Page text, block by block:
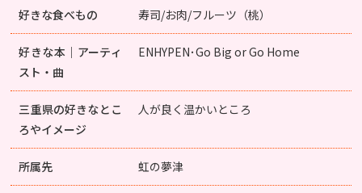
好きな食べもの 寿司/お肉/フルーツ（桃）
好きな本｜アーティ
スト・曲
ENHYPEN･Go Big or Go Home
三重県の好きなとこ
ろやイメージ
人が良く温かいところ
所属先 虹の夢津